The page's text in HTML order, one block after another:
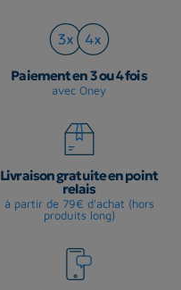
Paiement en 3 ou 4 fois
avec Oney
Livraison gratuite en point
relais
à partir de 79€ d'achat (hors
produits long)